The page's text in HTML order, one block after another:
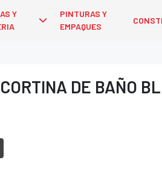
Y
PINTURAS Y
EMPAQUES
DE BAÑO